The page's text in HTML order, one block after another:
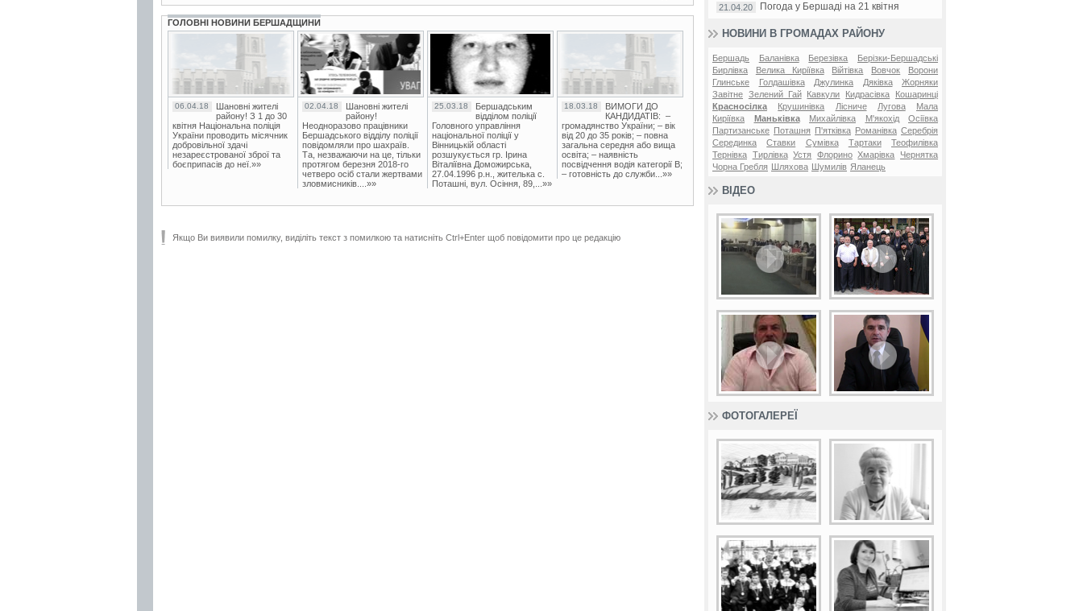
ГОЛОВНІ НОВИНИ БЕРШАДЩИНИ
06.04.18
Шановні жителі
району! З 1 до 30
квітня Національна поліція
України проводить місячник
добровільної здачі
незареєстрованої зброї та
боєприпасів до неї.»»
02.04.18
Шановні жителі
району!
Неодноразово працівники
Бершадського відділу поліції
повідомляли про шахраїв.
Та, незважаючи на це, тільки
протягом березня 2018-го
четверо осіб стали жертвами
зловмисників....»»
25.03.18
Бершадським
відділом поліції
Головного управління
національної поліції у
Вінницькій області
розшукується гр. Ірина
Віталіївна Доможирська,
27.04.1996 р.н., жителька с.
Поташні, вул. Осіння, 89,...»»
18.03.18
ВИМОГИ ДО
КАНДИДАТІВ: –
громадянство України; – вік
від 20 до 35 років; – повна
загальна середня або вища
освіта; – наявність
посвідчення водія категорії В;
– готовність до служби...»»
Якщо Ви виявили помилку, виділіть текст з помилкою та натисніть Ctrl+Enter щоб повідомити про це редакцію
21.04.20 Погода у Бершаді на 21 квітня
НОВИНИ В ГРОМАДАХ РАЙОНУ
Бершадь Баланівка Березівка
Берізки-Бершадські
Бирлівка
Велика Киріївка Війтівка Вовчок
Ворони
Глинське
Голдашівка Джулинка Дяківка
Жорняки
Завітне Зелений Гай Кавкули Кидрасівка
Кошаринці
Красносілка
Крушинівка Лісниче Лугова
Мала
Киріївка
Маньківка Михайлівка М'якохід
Осіївка
Партизанське Поташня П'ятківка Романівка Серебрія
Серединка
Ставки Сумівка Тартаки
Теофилівка
Тернівка Тирлівка Устя Флорино Хмарівка
Чернятка
Чорна Гребля Шляхова Шумилів Яланець
ВІДЕО
ФОТОГАЛЕРЕЇ